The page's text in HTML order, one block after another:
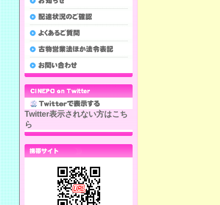
Twitter表示されない方はこち
ら